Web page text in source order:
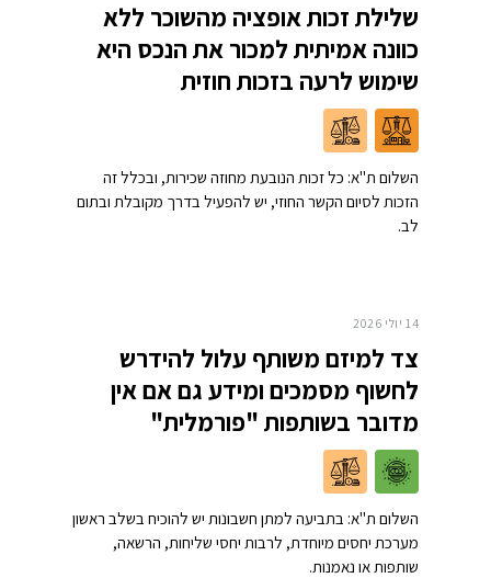
שלילת זכות אופציה מהשוכר ללא
כוונה אמיתית למכור את הנכס היא
שימוש לרעה בזכות חוזית
השלום ת"א: כל זכות הנובעת מחוזה שכירות, ובכלל זה
הזכות לסיום הקשר החוזי, יש להפעיל בדרך מקובלת ובתום
לב.
14 יולי 2026
צד למיזם משותף עלול להידרש
לחשוף מסמכים ומידע גם אם אין
מדובר בשותפות "פורמלית"
השלום ת"א: בתביעה למתן חשבונות יש להוכיח בשלב ראשון
מערכת יחסים מיוחדת, לרבות יחסי שליחות, הרשאה,
שותפות או נאמנות.